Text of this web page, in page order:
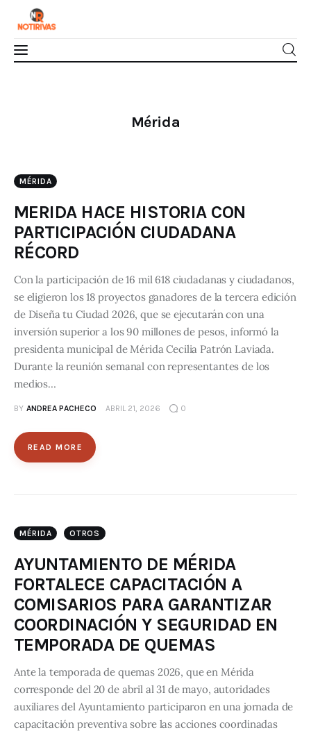
Finanzas
Nacionales
Multimedia
Espectáculos
Mérida
MÉRIDA
MERIDA HACE HISTORIA CON
PARTICIPACIÓN CIUDADANA
RÉCORD
Con la participación de 16 mil 618 ciudadanas y ciudadanos,
se eligieron los 18 proyectos ganadores de la tercera edición
de Diseña tu Ciudad 2026, que se ejecutarán con una
inversión superior a los 90 millones de pesos, informó la
presidenta municipal de Mérida Cecilia Patrón Laviada.
Durante la reunión semanal con representantes de los
medios…
BY ANDREA PACHECO ABRIL 21, 2026 0
READ MORE
MÉRIDA OTROS
AYUNTAMIENTO DE MÉRIDA
FORTALECE CAPACITACIÓN A
COMISARIOS PARA GARANTIZAR
COORDINACIÓN Y SEGURIDAD EN
TEMPORADA DE QUEMAS
Ante la temporada de quemas 2026, que en Mérida
corresponde del 20 de abril al 31 de mayo, autoridades
auxiliares del Ayuntamiento participaron en una jornada de
capacitación preventiva sobre las acciones coordinadas